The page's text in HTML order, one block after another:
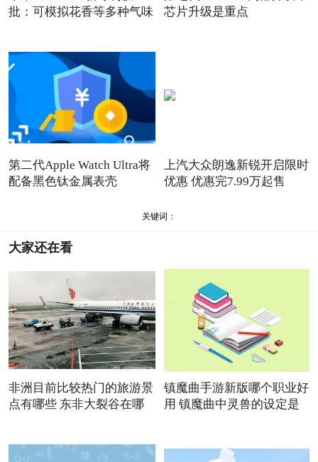
批：可模拟花香等多种气味
芯片升级是重点
第二代Apple Watch Ultra将
配备黑色钛金属表壳
上汽大众朗逸新锐开启限时
优惠 优惠完7.99万起售
关键词：
大家还在看
非洲目前比较热门的旅游景
点有哪些 东非大裂谷在哪
镇魔曲手游新版哪个职业好
用 镇魔曲中灵兽的设定是